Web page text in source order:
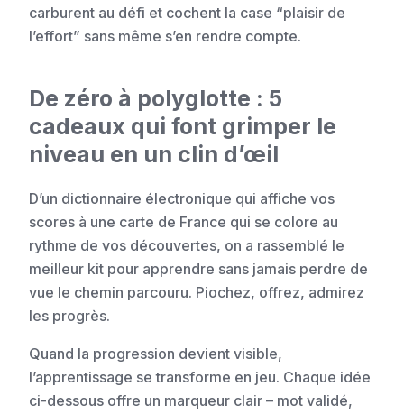
carburent au défi et cochent la case “plaisir de
l’effort” sans même s’en rendre compte.
De zéro à polyglotte : 5
cadeaux qui font grimper le
niveau en un clin d’œil
D’un dictionnaire électronique qui affiche vos
scores à une carte de France qui se colore au
rythme de vos découvertes, on a rassemblé le
meilleur kit pour apprendre sans jamais perdre de
vue le chemin parcouru. Piochez, offrez, admirez
les progrès.
Quand la progression devient visible,
l’apprentissage se transforme en jeu. Chaque idée
ci-dessous offre un marqueur clair – mot validé,